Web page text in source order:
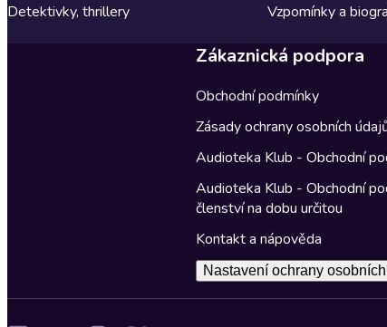
Detektivky, thrillery
Vzpomínky a
Zákaznická podpora
Obchodní podmínky
Zásady ochrany osobních
Audioteka Klub - Obchodní
Audioteka Klub - Obchodní
členství na dobu určitou
Kontakt a nápověda
Nastavení ochrany